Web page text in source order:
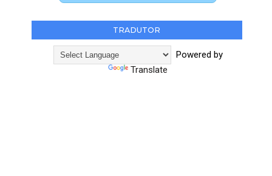
TRADUTOR
Powered by
Translate